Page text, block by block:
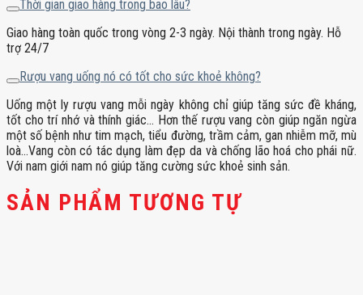
Thời gian giao hàng trong bao lâu?
Giao hàng toàn quốc trong vòng 2-3 ngày. Nội thành trong ngày. Hỗ
trợ 24/7
Rượu vang uống nó có tốt cho sức khoẻ không?
Uống một ly rượu vang mỗi ngày không chỉ giúp tăng sức đề kháng,
tốt cho trí nhớ và thính giác… Hơn thế rượu vang còn giúp ngăn ngừa
một số bệnh như tim mạch, tiểu đường, trầm cảm, gan nhiễm mỡ, mù
loà…Vang còn có tác dụng làm đẹp da và chống lão hoá cho phái nữ.
Với nam giới nam nó giúp tăng cường sức khoẻ sinh sản.
SẢN PHẨM TƯƠNG TỰ